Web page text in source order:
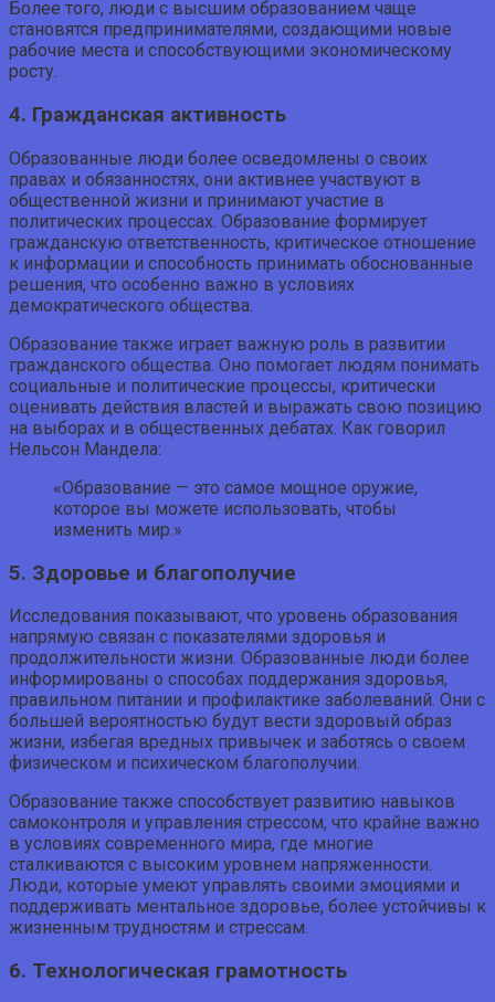
Более того, люди с высшим образованием чаще
становятся предпринимателями, создающими новые
рабочие места и способствующими экономическому
росту.
4. Гражданская активность
Образованные люди более осведомлены о своих
правах и обязанностях, они активнее участвуют в
общественной жизни и принимают участие в
политических процессах. Образование формирует
гражданскую ответственность, критическое отношение
к информации и способность принимать обоснованные
решения, что особенно важно в условиях
демократического общества.
Образование также играет важную роль в развитии
гражданского общества. Оно помогает людям понимать
социальные и политические процессы, критически
оценивать действия властей и выражать свою позицию
на выборах и в общественных дебатах. Как говорил
Нельсон Мандела:
«Образование — это самое мощное оружие,
которое вы можете использовать, чтобы
изменить мир.»
5. Здоровье и благополучие
Исследования показывают, что уровень образования
напрямую связан с показателями здоровья и
продолжительности жизни. Образованные люди более
информированы о способах поддержания здоровья,
правильном питании и профилактике заболеваний. Они с
большей вероятностью будут вести здоровый образ
жизни, избегая вредных привычек и заботясь о своем
физическом и психическом благополучии.
Образование также способствует развитию навыков
самоконтроля и управления стрессом, что крайне важно
в условиях современного мира, где многие
сталкиваются с высоким уровнем напряженности.
Люди, которые умеют управлять своими эмоциями и
поддерживать ментальное здоровье, более устойчивы к
жизненным трудностям и стрессам.
6. Технологическая грамотность